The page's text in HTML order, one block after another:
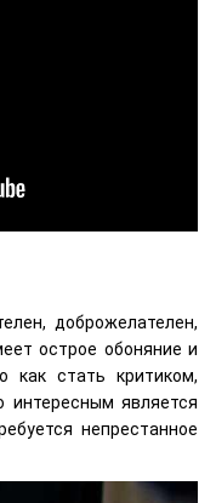
доброжелателен,
острое обоняние и
как стать критиком,
интересным является
непрестанное